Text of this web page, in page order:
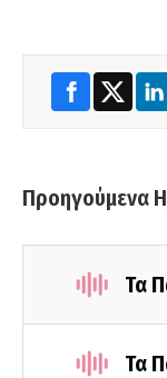
Προηγούμενα
Τα
Τα